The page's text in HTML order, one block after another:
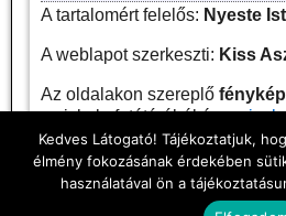
A tartalomért felelős: Nyeste
A weblapot szerkeszti: Kiss
Az oldalakon szereplő
az iskola fotótárából és a
származnak.
Szent István Katolikus
Kedves Látogató! Tájékoztatjuk,
élmény fokozásának érdekében
használatával ön a